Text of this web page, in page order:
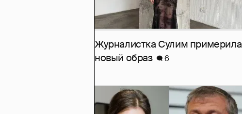
Журналистка Сулим примерила
новый образ
6